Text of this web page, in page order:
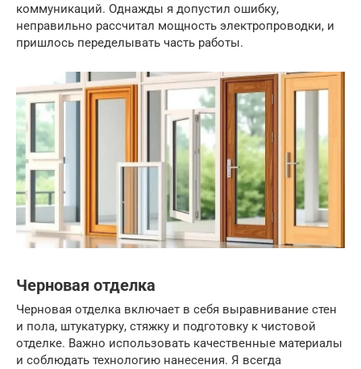
коммуникаций. Однажды я допустил ошибку,
неправильно рассчитал мощность электропроводки, и
пришлось переделывать часть работы.
Черновая отделка
Черновая отделка включает в себя выравнивание стен
и пола, штукатурку, стяжку и подготовку к чистовой
отделке. Важно использовать качественные материалы
и соблюдать технологию нанесения. Я всегда